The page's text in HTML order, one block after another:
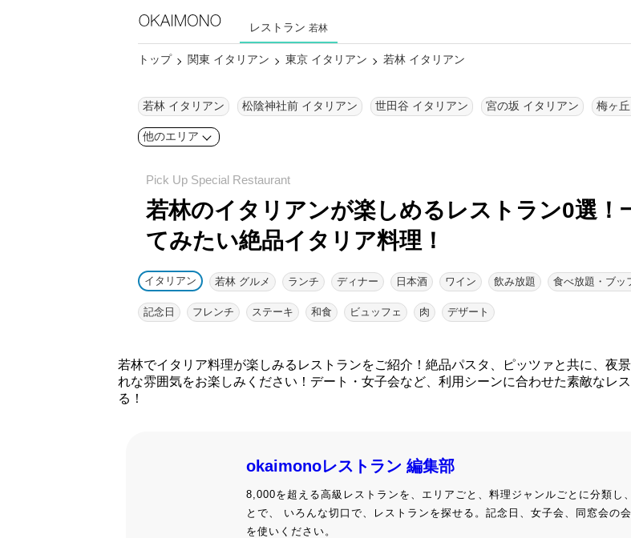
レストラン 若林
トップ 関東 イタリアン 東京 イタリアン 若林 イタリアン
若林 イタリアン 松陰神社前 イタリアン 世田谷 イタリアン 宮の坂 イタリアン 梅ヶ
他のエリア
若林のイタリアンが楽しめるレストラン0選！
てみたい絶品イタリア料理！
イタリアン 若林 グルメ ランチ ディナー 日本酒 ワイン 飲み放題 食べ放題・ブッ
記念日 フレンチ ステーキ 和食 ビュッフェ 肉 デザート
若林でイタリア料理が楽しみるレストランをご紹介！絶品パスタ、ピッツァと共に、夜
れな雰囲気をお楽しみください！デート・女子会など、利用シーンに合わせた素敵なレ
る！
okaimonoレストラン 編集部
8,000を超える高級レストランを、エリアごと、料理ジャンルごとに分類し
とで、 いろんな切口で、レストランを探せる。記念日、女子会、同窓会の
を使いください。